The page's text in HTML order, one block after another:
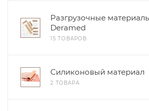
Разгрузочные
Deramed
15 ТОВАРОВ
Силиконовый материал
2 ТОВАРА